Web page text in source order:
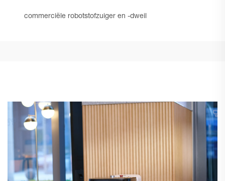
commerciële robotstofzuiger en -dweil